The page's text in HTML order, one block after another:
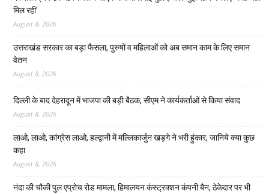
मिल रही’
August 8, 2026
उत्तराखंड सरकार का बड़ा फैसला, पुरुषों व महिलाओं को अब समान काम के लिए समान
वेतन
August 8, 2026
दिल्ली के बाद देहरादून में भाजपा की बड़ी बैठक, सीएम ने कार्यकर्ताओं से किया संवाद
August 8, 2026
लाओ, लाओ, कांग्रेस लाओ, हल्द्वानी में मल्लिकार्जुन खड़गे ने भरी हुंकार, जानिये क्या कुछ
कहा
August 8, 2026
नंदा की चौकी पुल एप्रोच रोड मामला, हिमालयन कंस्ट्रक्शन कंपनी बैन, ठेकेदार पर भी